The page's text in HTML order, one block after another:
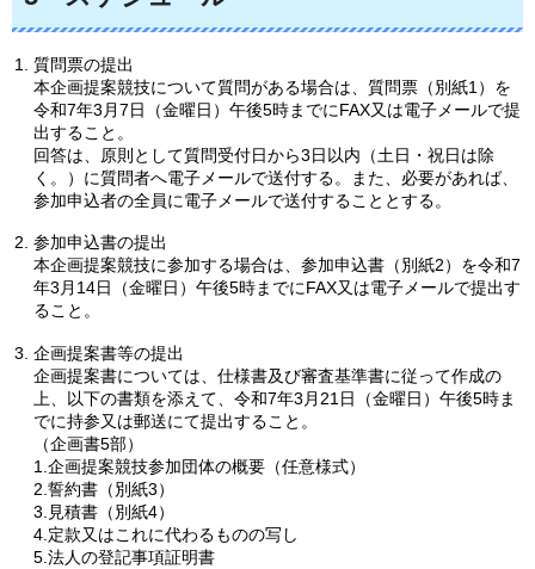
質問票の提出
本企画提案競技について質問がある場合は、質問票（別紙1）を
令和7年3月7日（金曜日）午後5時までにFAX又は電子メールで提
出すること。
回答は、原則として質問受付日から3日以内（土日・祝日は除
く。）に質問者へ電子メールで送付する。また、必要があれば、
参加申込者の全員に電子メールで送付することとする。
参加申込書の提出
本企画提案競技に参加する場合は、参加申込書（別紙2）を令和7
年3月14日（金曜日）午後5時までにFAX又は電子メールで提出す
ること。
企画提案書等の提出
企画提案書については、仕様書及び審査基準書に従って作成の
上、以下の書類を添えて、令和7年3月21日（金曜日）午後5時ま
でに持参又は郵送にて提出すること。
（企画書5部）
1.企画提案競技参加団体の概要（任意様式）
2.誓約書（別紙3）
3.見積書（別紙4）
4.定款又はこれに代わるものの写し
5.法人の登記事項証明書